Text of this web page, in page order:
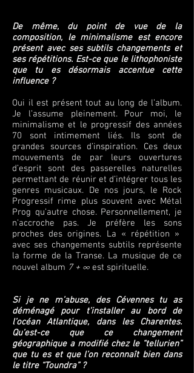
De même, du point de vue de la
composition, le minimalisme est encore
présent avec ses subtils changements et
ses répétitions. Est-ce que le lithophoniste
que tu es désormais accentue cette
influence ?
Oui il est présent tout au long de l’album.
Je l’assume pleinement. Pour moi, le
minimalisme et le progressif des années
70 sont intimement liés. Ils sont de
grandes sources d’inspiration. Ces deux
mouvements de par leurs ouvertures
d’esprit sont des passerelles naturelles
permettant de réunir et d’intégrer tous les
genres musicaux. De nos jours, le Rock
Progressif rime plus souvent avec Métal
Prog qu’autre chose. Personnellement, je
n’accroche pas. Je préfère les sons
proches des origines. La « répétition »
avec ses changements subtils représente
la forme de la Transe. La musique de ce
nouvel album 7 + ∞ est spirituelle.
Si je ne m’abuse, des Cévennes tu as
déménagé pour t’installer au bord de
l’océan Atlantique, dans les Charentes.
Qu’est-ce que ce changement
géographique a modifié chez le “tellurien”
que tu es et que l’on reconnaît bien dans
le titre “Toundra” ?